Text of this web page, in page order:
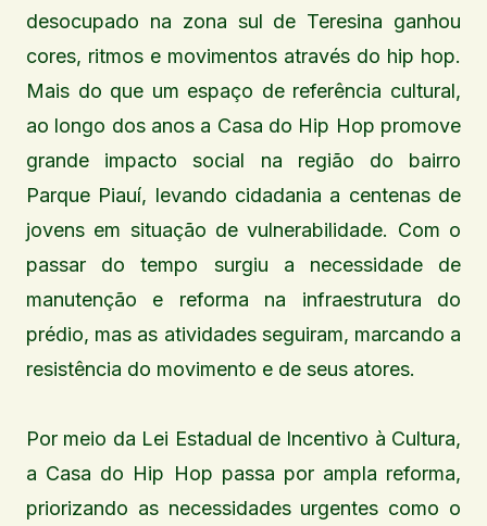
desocupado na zona sul de Teresina ganhou
cores, ritmos e movimentos através do hip hop.
Mais do que um espaço de referência cultural,
ao longo dos anos a Casa do Hip Hop promove
grande impacto social na região do bairro
Parque Piauí, levando cidadania a centenas de
jovens em situação de vulnerabilidade. Com o
passar do tempo surgiu a necessidade de
manutenção e reforma na infraestrutura do
prédio, mas as atividades seguiram, marcando a
resistência do movimento e de seus atores.
Por meio da Lei Estadual de Incentivo à Cultura,
a Casa do Hip Hop passa por ampla reforma,
priorizando as necessidades urgentes como o